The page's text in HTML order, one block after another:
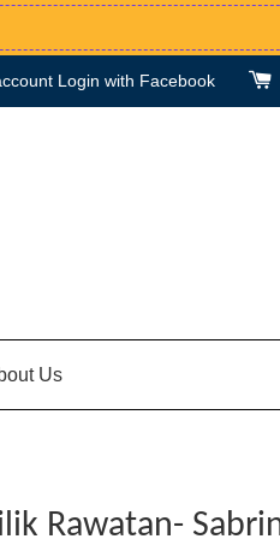
Login with Facebook
Us
Rawatan-